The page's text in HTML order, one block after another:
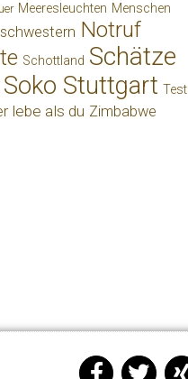
Meeresleuchten Menschen
Notruf
Schottland Schätze
Soko Stuttgart Test
lebe als du Zimbabwe